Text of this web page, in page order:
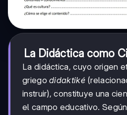
La Didáctica como
La didáctica, cuyo origen
griegodidaktiké
instruir), constituye una
el campo educativo.